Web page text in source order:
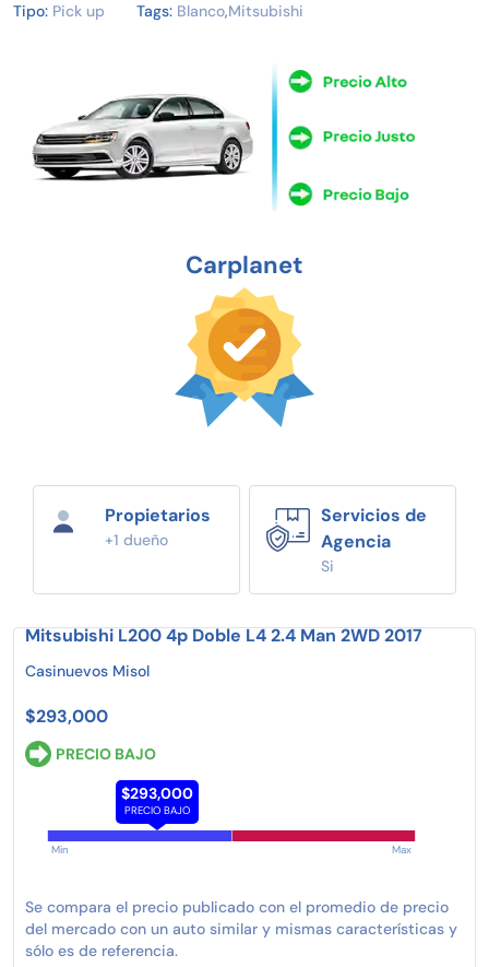
Tipo: Pick up Tags: Blanco,Mitsubishi
Carplanet
Propietarios
+1 dueño
Servicios de
Agencia
Si
Mitsubishi L200 4p Doble L4 2.4 Man 2WD 2017
Casinuevos Misol
$293,000
PRECIO BAJO
$293,000
PRECIO BAJO
Min Max
Se compara el precio publicado con el promedio de precio
del mercado con un auto similar y mismas características y
sólo es de referencia.